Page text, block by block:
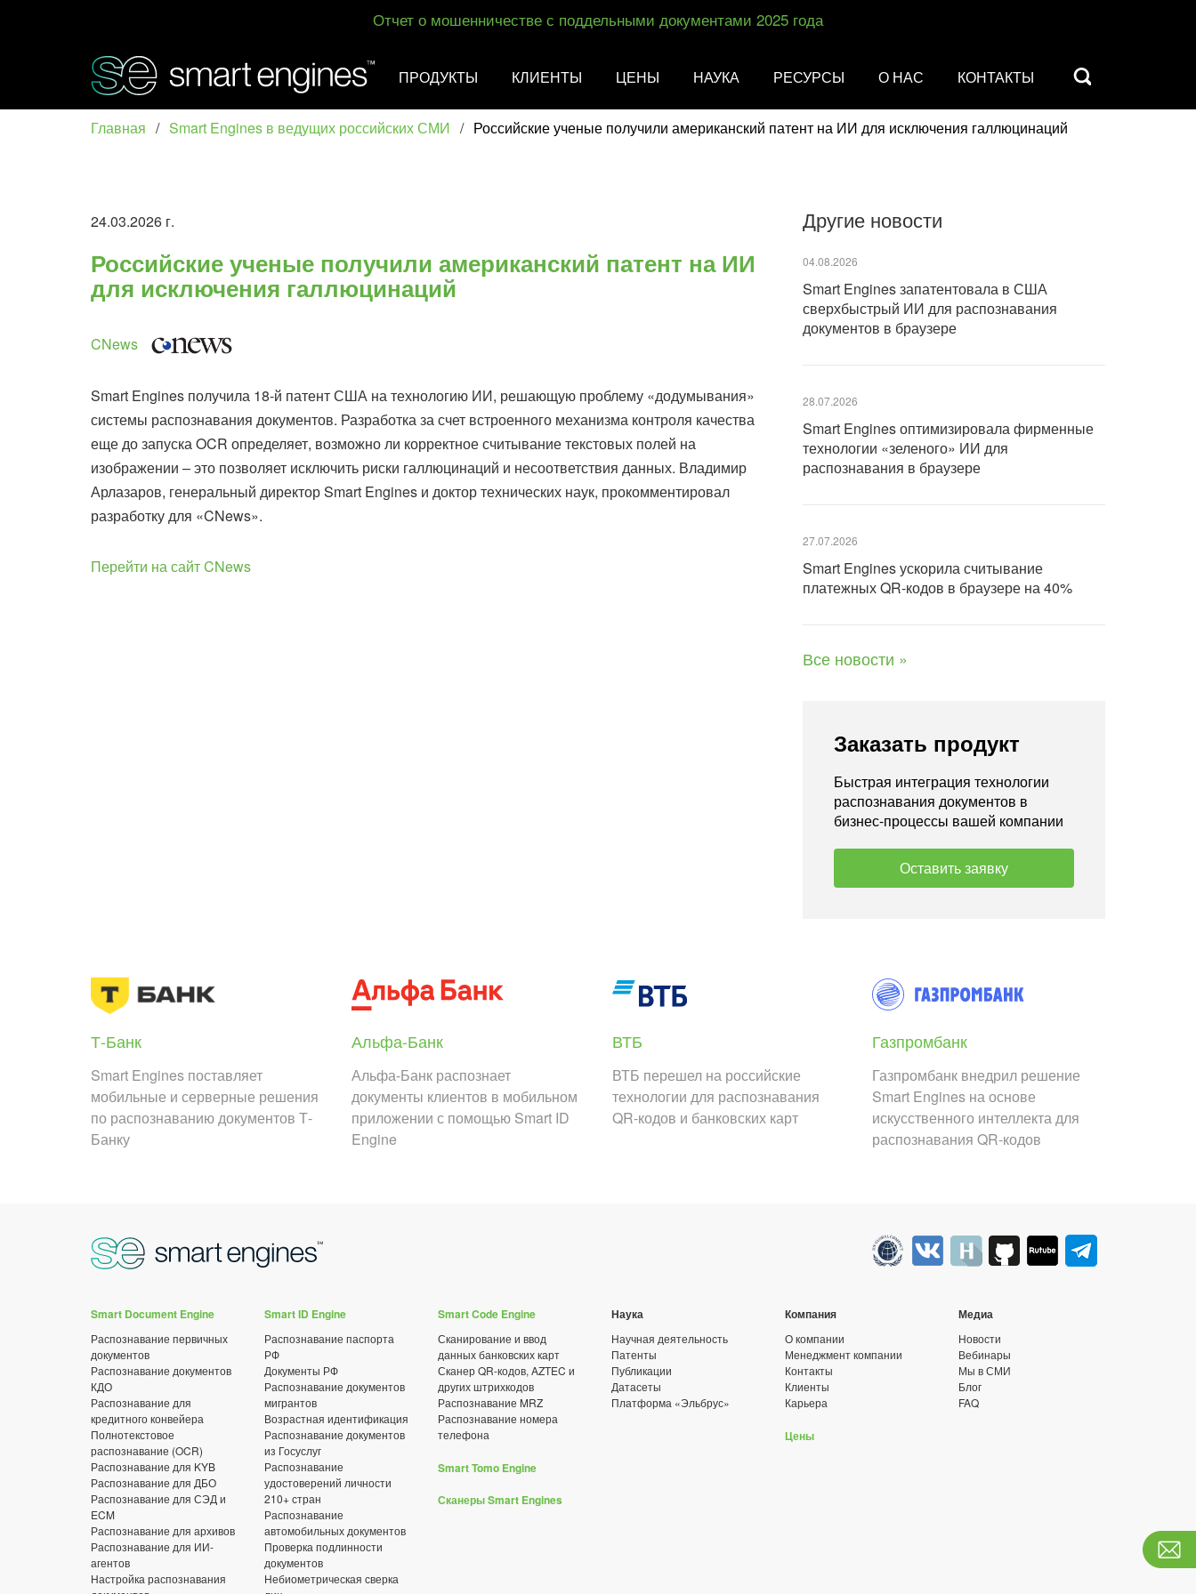
Отчет о мошенничестве с поддельными документами 2025 года
ПРОДУКТЫ КЛИЕНТЫ ЦЕНЫ НАУКА РЕСУРСЫ О НАС КОНТАКТЫ
Главная / Smart Engines в ведущих российских СМИ / Российские ученые получили американский патент на ИИ для исключения галлюцинаций
24.03.2026 г.
Российские ученые получили американский патент на ИИ
для исключения галлюцинаций
CNews
Smart Engines получила 18-й патент США на технологию ИИ, решающую проблему «додумывания»
системы распознавания документов. Разработка за счет встроенного механизма контроля качества
еще до запуска OCR определяет, возможно ли корректное считывание текстовых полей на
изображении – это позволяет исключить риски галлюцинаций и несоответствия данных. Владимир
Арлазаров, генеральный директор Smart Engines и доктор технических наук, прокомментировал
разработку для «CNews».
Перейти на сайт CNews
Другие новости
04.08.2026
Smart Engines запатентовала в США
сверхбыстрый ИИ для распознавания
документов в браузере
28.07.2026
Smart Engines оптимизировала фирменные
технологии «зеленого» ИИ для
распознавания в браузере
27.07.2026
Smart Engines ускорила считывание
платежных QR-кодов в браузере на 40%
Все новости »
Заказать продукт
Быстрая интеграция технологии
распознавания документов в
бизнес-процессы вашей компании
Оставить заявку
Т-Банк
Smart Engines поставляет
мобильные и серверные решения
по распознаванию документов Т-
Банку
Альфа-Банк
Альфа-Банк распознает
документы клиентов в мобильном
приложении с помощью Smart ID
Engine
ВТБ
ВТБ перешел на российские
технологии для распознавания
QR-кодов и банковских карт
Газпромбанк
Газпромбанк внедрил решение
Smart Engines на основе
искусственного интеллекта для
распознавания QR-кодов
Smart Document Engine
Распознавание первичных
документов
Распознавание документов
КДО
Распознавание для
кредитного конвейера
Полнотекстовое
распознавание (OCR)
Распознавание для KYB
Распознавание для ДБО
Распознавание для СЭД и
ECM
Распознавание для архивов
Распознавание для ИИ-
агентов
Настройка распознавания
Smart ID Engine
Распознавание паспорта
РФ
Документы РФ
Распознавание документов
мигрантов
Возрастная идентификация
Распознавание документов
из Госуслуг
Распознавание
удостоверений личности
210+ стран
Распознавание
автомобильных документов
Проверка подлинности
документов
Небиометрическая сверка
Smart Code Engine
Сканирование и ввод
данных банковских карт
Сканер QR-кодов, AZTEC и
других штрихкодов
Распознавание MRZ
Распознавание номера
телефона
Smart Tomo Engine
Сканеры Smart Engines
Наука
Научная деятельность
Патенты
Публикации
Датасеты
Платформа «Эльбрус»
Компания
О компании
Менеджмент компании
Контакты
Клиенты
Карьера
Цены
Медиа
Новости
Вебинары
Мы в СМИ
Блог
FAQ